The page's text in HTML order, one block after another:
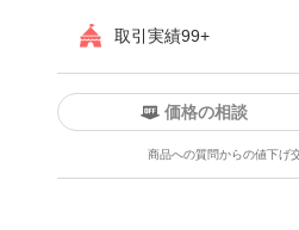
取引実績99+
価格の相談
商品への質問からの値下げ
ね！